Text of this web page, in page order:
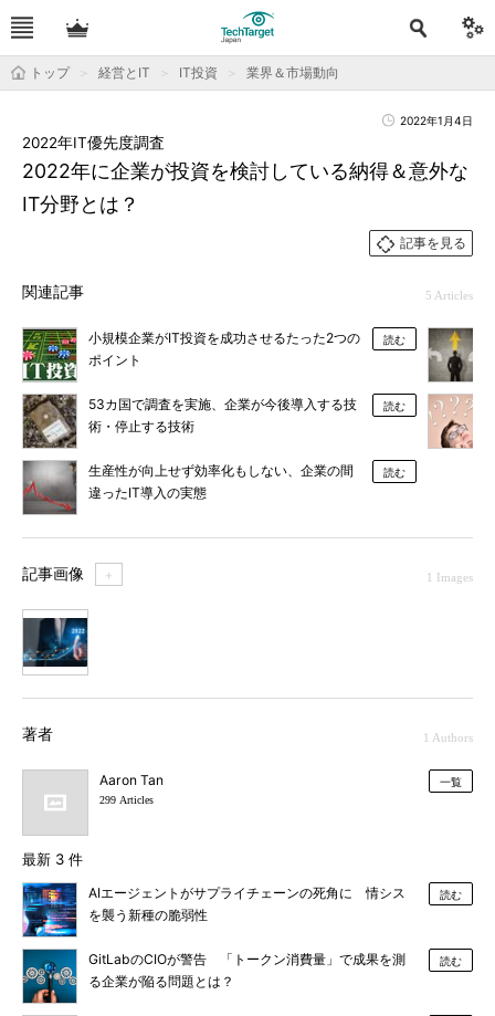
トップ 経営とIT IT投資 業界＆市場動向
2022年1月4日
2022年に企業が投資を検討している納得＆意外な
IT分野とは？
2022年IT優先度調査
記事を見る
関連記事 5 Articles
小規模企業がIT投資を成功させるたった2つの
ポイント
読む
53カ国で調査を実施、企業が今後導入する技
術・停止する技術
読む
生産性が向上せず効率化もしない、企業の間
違ったIT導入の実態
読む
記事画像 ＋ 1 Images
著者 1 Authors
Aaron Tan
299 Articles
一覧
最新 3 件
AIエージェントがサプライチェーンの死角に 情シス
を襲う新種の脆弱性
読む
GitLabのCIOが警告 「トークン消費量」で成果を測
る企業が陥る問題とは？
読む